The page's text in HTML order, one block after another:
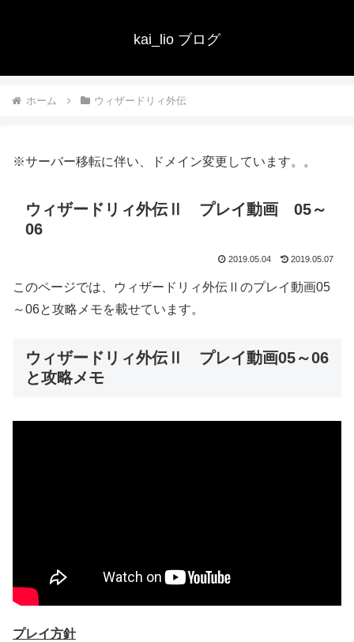
kai_lio ブログ
ホーム ウィザードリィ外伝
※サーバー移転に伴い、ドメイン変更しています。。
ウィザードリィ外伝Ⅱ プレイ動画 05～
06
2019.05.04 2019.05.07
このページでは、ウィザードリィ外伝Ⅱのプレイ動画05
～06と攻略メモを載せています。
ウィザードリィ外伝Ⅱ プレイ動画05～06
と攻略メモ
プレイ方針